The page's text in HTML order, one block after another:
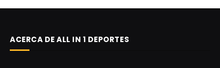
ACERCA DE ALL IN 1 DEPORTES